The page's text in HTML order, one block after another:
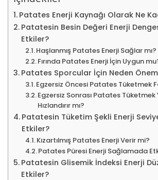
Patates Enerji Kaynağı Olarak Ne
Patatesin Besin Değeri Enerji
Etkiler?
Haşlanmış Patates Enerji Sağlar mı?
Fırında Patates Enerji İçin Uygun
Patates Sporcular İçin Neden
Egzersiz Öncesi Patates Tüketmek
Egzersiz Sonrası Patates
Hızlandırır mı?
Patatesin Tüketim Şekli Enerji
Etkiler?
Kızartılmış Patates Enerji Verir mi?
Patates Püresi Enerji Sağlamada
Patatesin Glisemik İndeksi Enerji
Etkiler?